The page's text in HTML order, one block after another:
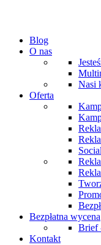
Blog
O nas
Nasi
Oferta
Bezpłatna wycena
Brief
Kontakt